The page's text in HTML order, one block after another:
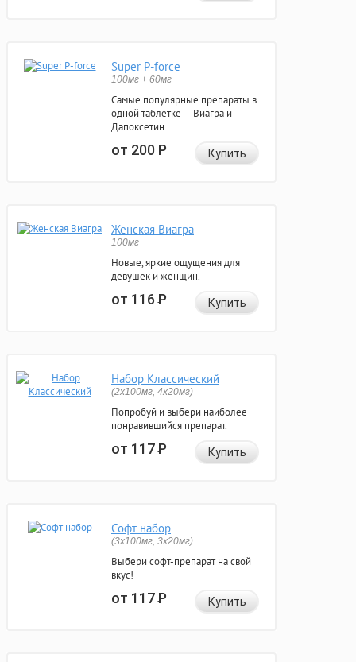
Super P-force
100мг + 60мг
Самые популярные препараты в
одной таблетке — Виагра и
Дапоксетин.
от 200Р Купить
Женская Виагра
100мг
Новые, яркие ощущения для
девушек и женщин.
от 116Р Купить
Набор Классический
(2x100мг, 4x20мг)
Попробуй и выбери наиболее
понравившийся препарат.
от 117Р Купить
Софт набор
(3x100мг, 3x20мг)
Выбери софт-препарат на свой
вкус!
от 117Р Купить